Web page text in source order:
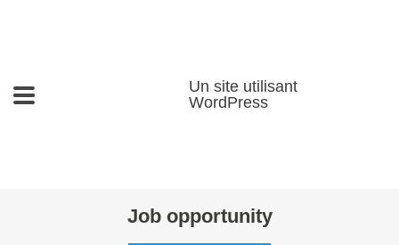
Un site utilisant
WordPress
Job opportunity